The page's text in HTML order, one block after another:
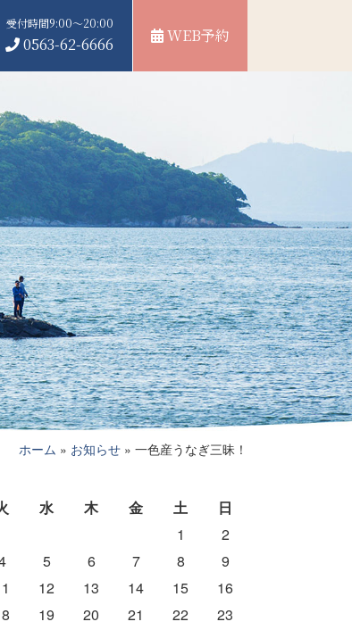
受付時間9:00～20:00
0563-62-6666 WEB予約
ホーム » お知らせ » 一色産うなぎ三昧！
水 木 金 土
日
1
2
5 6 7 8
9
12 13 14 15
16
19 20 21 22
23